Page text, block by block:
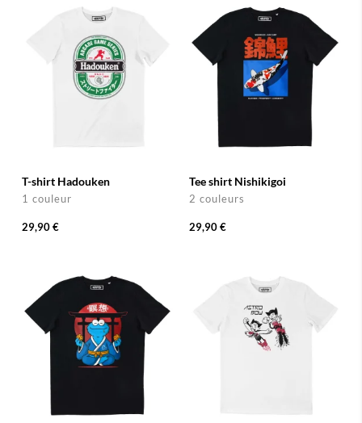
T-shirt Hadouken
1 couleur
29,90 €
Tee shirt Nishikigoi
2 couleurs
29,90 €